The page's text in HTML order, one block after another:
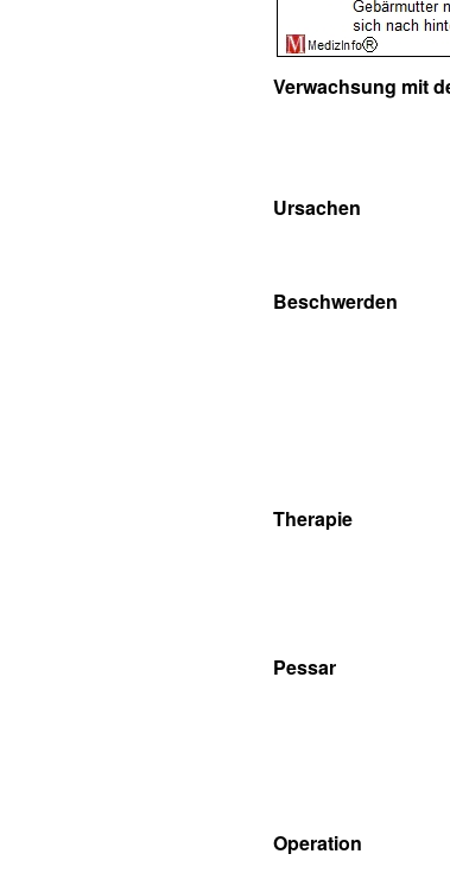
Verwachsung mit
Ursachen
Beschwerden
Therapie
Pessar
Operation